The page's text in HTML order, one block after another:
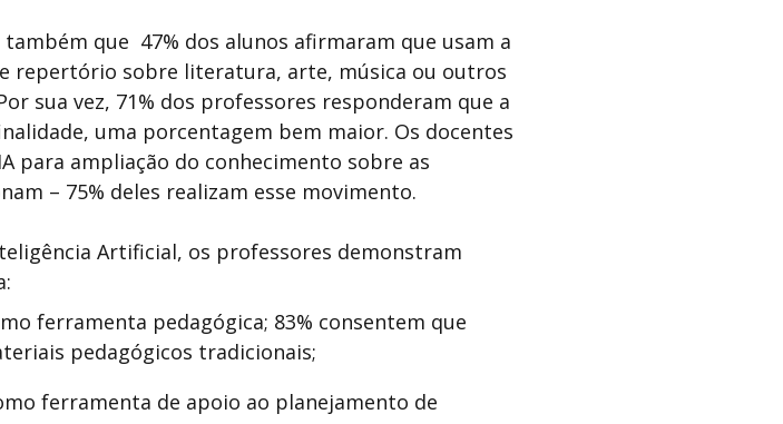
que 47% dos alunos afirmaram que usam a
repertório sobre literatura, arte, música ou outros
sua vez, 71% dos professores responderam que a
uma porcentagem bem maior. Os docentes
para ampliação do conhecimento sobre as
– 75% deles realizam esse movimento.
Artificial, os professores demonstram
ferramenta pedagógica; 83% consentem que
pedagógicos tradicionais;
ferramenta de apoio ao planejamento de